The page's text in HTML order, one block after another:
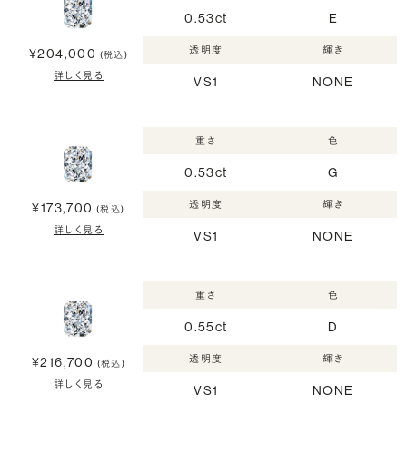
¥204,000 (税込)
詳しく見る
0.53ct E
透明度
VS1
輝き
NONE
¥173,700 (税込)
詳しく見る
重さ
0.53ct
色
G
透明度
VS1
輝き
NONE
¥216,700 (税込)
詳しく見る
重さ
0.55ct
色
D
透明度
VS1
輝き
NONE